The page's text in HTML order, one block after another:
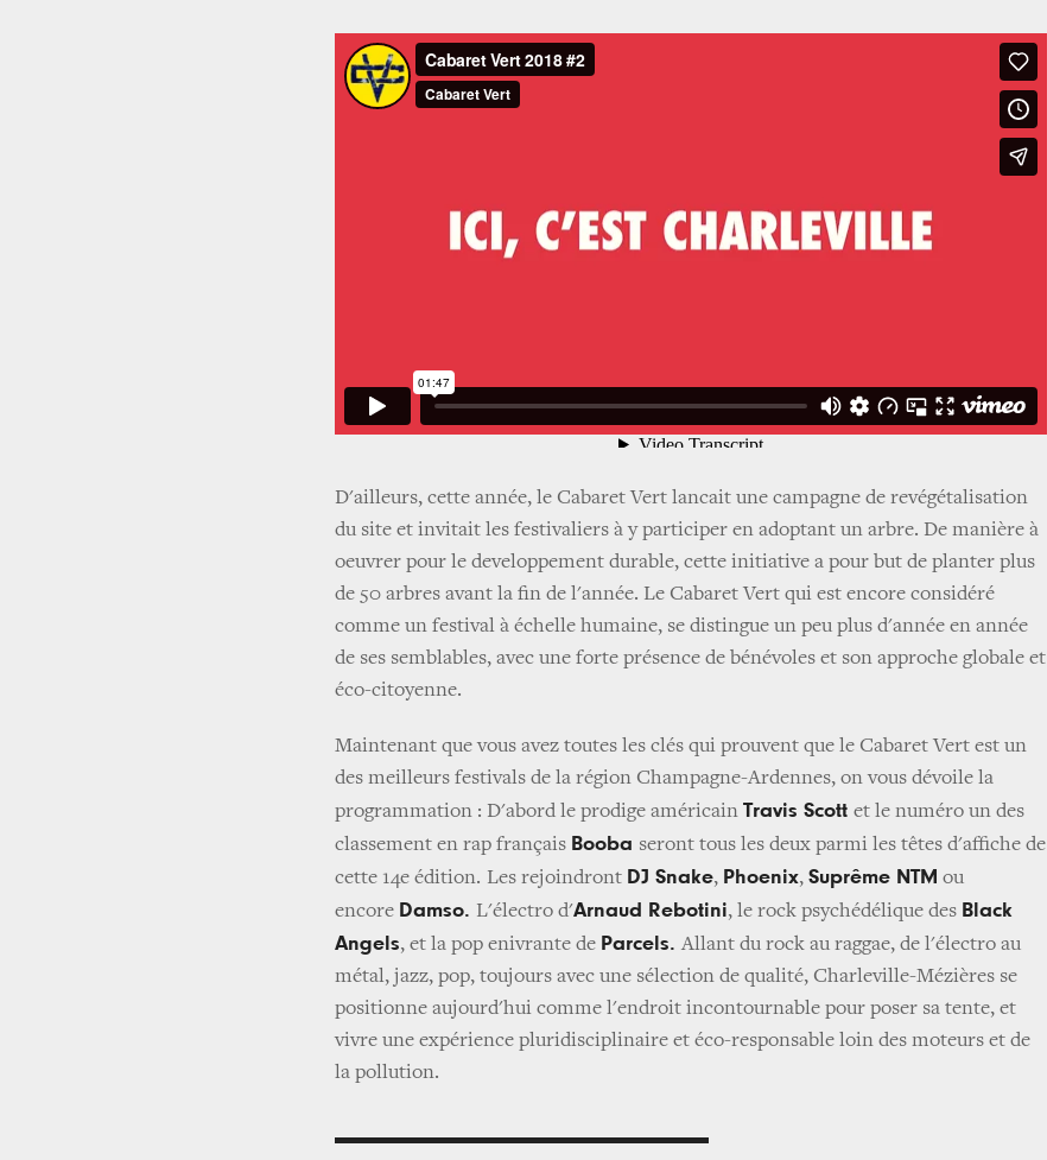
D'ailleurs, cette année, le Cabaret Vert lancait une campagne de revégétalisation
du site et invitait les festivaliers à y participer en adoptant un arbre. De manière à
oeuvrer pour le developpement durable, cette initiative a pour but de planter plus
de 50 arbres avant la fin de l'année. Le Cabaret Vert qui est encore considéré
comme un festival à échelle humaine, se distingue un peu plus d'année en année
de ses semblables, avec une forte présence de bénévoles et son approche globale et
éco-citoyenne.
Maintenant que vous avez toutes les clés qui prouvent que le Cabaret Vert est un
des meilleurs festivals de la région Champagne-Ardennes, on vous dévoile la
programmation : D'abord le prodige américain Travis Scott et le numéro un des
classement en rap français Booba seront tous les deux parmi les têtes d'affiche de
cette 14e édition. Les rejoindront DJ Snake, Phoenix, Suprême NTM ou
encore Damso. L'électro d'Arnaud Rebotini, le rock psychédélique des Black
Angels, et la pop enivrante de Parcels. Allant du rock au raggae, de l'électro au
métal, jazz, pop, toujours avec une sélection de qualité, Charleville-Mézières se
positionne aujourd'hui comme l'endroit incontournable pour poser sa tente, et
vivre une expérience pluridisciplinaire et éco-responsable loin des moteurs et de
la pollution.